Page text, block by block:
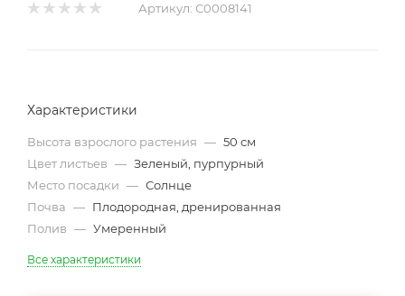
Артикул: С0008141
Характеристики
Высота взрослого растения — 50 см
Цвет листьев — Зеленый, пурпурный
Место посадки — Солнце
Почва — Плодородная, дренированная
Полив — Умеренный
Все характеристики